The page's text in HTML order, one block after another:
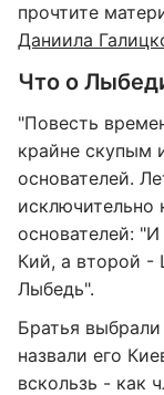
прочтите
Даниила
Что о
"Повесть
крайне скупым
основателей.
исключительно
основателей:
Кий, а второй -
Лыбедь".
Братья
назвали его
вскользь - как